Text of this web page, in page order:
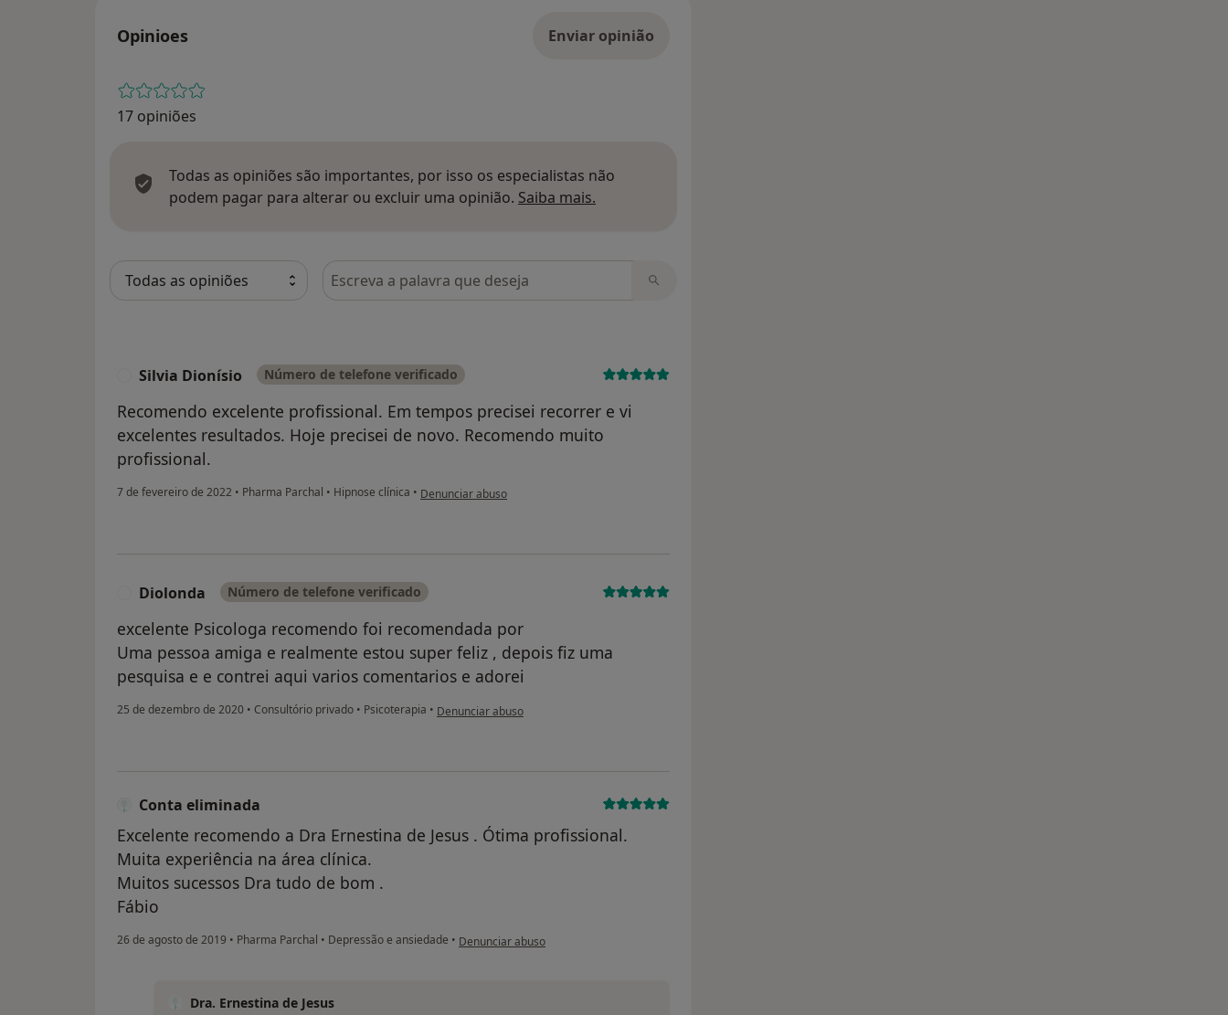
Opinioes Enviar opinião
17 opiniões
Todas as opiniões são importantes, por isso os especialistas não
podem pagar para alterar ou excluir uma opinião. Saiba mais.
Pesquisar em opiniões
Silvia Dionísio Número de telefone verificado
Recomendo excelente profissional. Em tempos precisei recorrer e vi
excelentes resultados. Hoje precisei de novo. Recomendo muito
profissional.
7 de fevereiro de 2022 • Pharma Parchal • Hipnose clínica • na opinião do utilizador Silvia Dionísio
Denunciar abuso
Diolonda Número de telefone verificado
excelente Psicologa recomendo foi recomendada por
Uma pessoa amiga e realmente estou super feliz , depois fiz uma
pesquisa e e contrei aqui varios comentarios e adorei
25 de dezembro de 2020 • Consultório privado • Psicoterapia • na opinião do utilizador Diolonda
Denunciar abuso
Conta eliminada
Excelente recomendo a Dra Ernestina de Jesus . Ótima profissional.
Muita experiência na área clínica.
Muitos sucessos Dra tudo de bom .
Fábio
26 de agosto de 2019 • Pharma Parchal • Depressão e ansiedade • na opinião do utilizador Conta eliminada
Denunciar abuso
Dra. Ernestina de Jesus